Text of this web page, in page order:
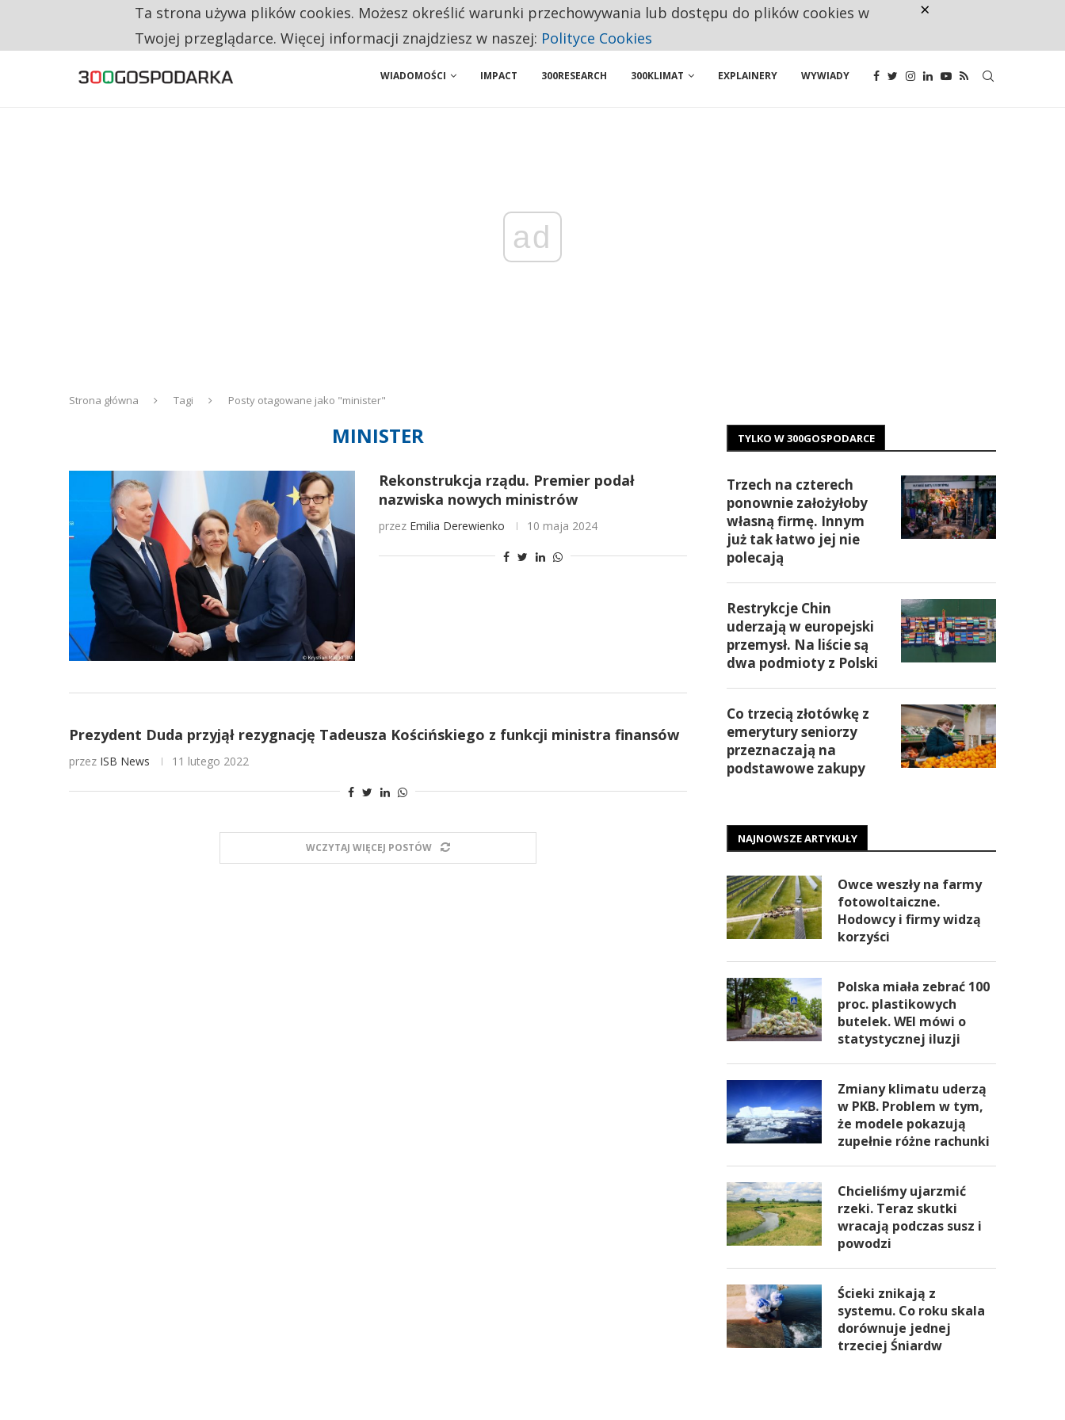
RESTRYKCJE CHIN UDERZAJĄ W EUROPEJSKI PRZEMYSŁ. NA LIŚCIE SĄ DWA PODMIOTY Z POLSKI
WIADOMOŚCI IMPACT 300RESEARCH 300KLIMAT EXPLAINERY WYWIADY
ad
Strona główna Tagi Posty otagowane jako "minister"
MINISTER
Rekonstrukcja rządu. Premier podał
nazwiska nowych ministrów
przez Emilia Derewienko 10 maja 2024
Prezydent Duda przyjął rezygnację Tadeusza Kościńskiego z funkcji ministra finansów
przez ISB News 11 lutego 2022
WCZYTAJ WIĘCEJ POSTÓW
TYLKO W 300GOSPODARCE
Trzech na czterech
ponownie założyłoby
własną firmę. Innym
już tak łatwo jej nie
polecają
Restrykcje Chin
uderzają w europejski
przemysł. Na liście są
dwa podmioty z Polski
Co trzecią złotówkę z
emerytury seniorzy
przeznaczają na
podstawowe zakupy
NAJNOWSZE ARTYKUŁY
Owce weszły na farmy
fotowoltaiczne.
Hodowcy i firmy widzą
korzyści
Polska miała zebrać 100
proc. plastikowych
butelek. WEI mówi o
statystycznej iluzji
Zmiany klimatu uderzą
w PKB. Problem w tym,
że modele pokazują
zupełnie różne rachunki
Chcieliśmy ujarzmić
rzeki. Teraz skutki
wracają podczas susz i
powodzi
Ścieki znikają z
systemu. Co roku skala
dorównuje jednej
trzeciej Śniardw
Ta strona używa plików cookies. Możesz określić warunki przechowywania lub dostępu do plików cookies w
Twojej przeglądarce. Więcej informacji znajdziesz w naszej: Polityce Cookies
×